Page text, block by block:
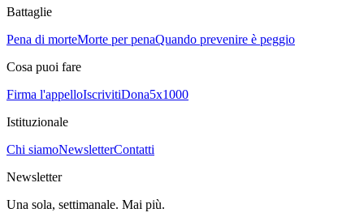
Battaglie
Pena di morteMorte per penaQuando prevenire è peggio
Cosa puoi fare
Firma l'appelloIscrivitiDona5x1000
Istituzionale
Chi siamoNewsletterContatti
Newsletter
Una sola, settimanale. Mai più.